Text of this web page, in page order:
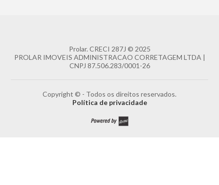
Prolar. CRECI 287J © 2025
PROLAR IMOVEIS ADMINISTRACAO CORRETAGEM LTDA |
CNPJ 87.506.283/0001-26
Copyright © - Todos os direitos reservados.
Política de privacidade